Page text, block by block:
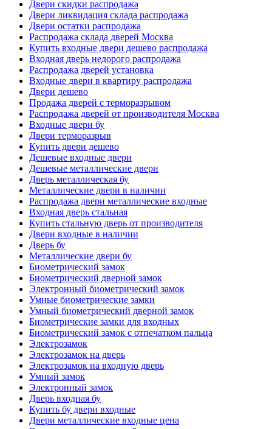
Двери скидки распродажа
Двери ликвидация склада распродажа
Двери остатки распродажа
Распродажа склада дверей Москва
Купить входные двери дешево распродажа
Входная дверь недорого распродажа
Распродажа дверей установка
Входные двери в квартиру распродажа
Двери дешево
Продажа дверей с терморазрывом
Распродажа дверей от производителя Москва
Входные двери бу
Двери терморазрыв
Купить двери дешево
Дешевые входные двери
Дешевые металлические двери
Дверь металлическая бу
Металлические двери в наличии
Распродажа двери металлические входные
Входная дверь стальная
Купить стальную дверь от производителя
Двери входные в наличии
Дверь бу
Металлические двери бу
Биометрический замок
Биометрический дверной замок
Электронный биометрический замок
Умные биометрические замки
Умный биометрический дверной замок
Биометрические замки для входных
Биометрический замок с отпечатком пальца
Электрозамок
Электрозамок на дверь
Электрозамок на входную дверь
Умный замок
Электронный замок
Дверь входная бу
Купить бу двери входные
Двери металлические входные цена